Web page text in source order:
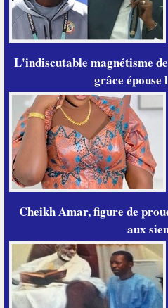
L'indiscutable magnétisme
grâce épouse
Cheikh Amar, figure de
aux